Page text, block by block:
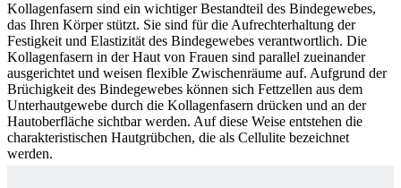
Kollagenfasern sind ein wichtiger Bestandteil des Bindegewebes,
das Ihren Körper stützt. Sie sind für die Aufrechterhaltung der
Festigkeit und Elastizität des Bindegewebes verantwortlich. Die
Kollagenfasern in der Haut von Frauen sind parallel zueinander
ausgerichtet und weisen flexible Zwischenräume auf. Aufgrund der
Brüchigkeit des Bindegewebes können sich Fettzellen aus dem
Unterhautgewebe durch die Kollagenfasern drücken und an der
Hautoberfläche sichtbar werden. Auf diese Weise entstehen die
charakteristischen Hautgrübchen, die als Cellulite bezeichnet
werden.